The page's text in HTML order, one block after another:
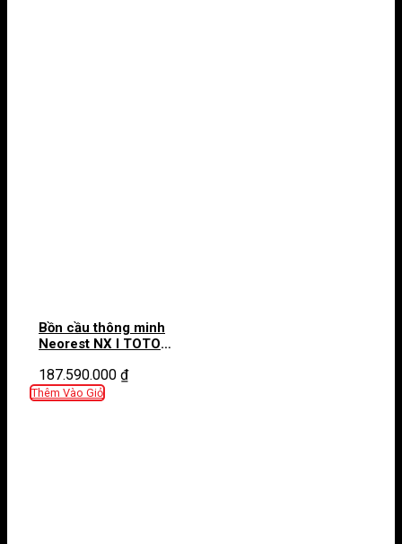
Bồn cầu thông minh
Neorest NX I TOTO
bảng điều khiển màu bạc
187.590.000 ₫
Thêm Vào Giỏ